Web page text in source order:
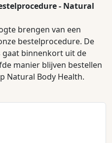
- Natural
brengen van een
bestelprocedure. De
gaat binnenkort uit de
manier blijven bestellen
Natural Body Health.